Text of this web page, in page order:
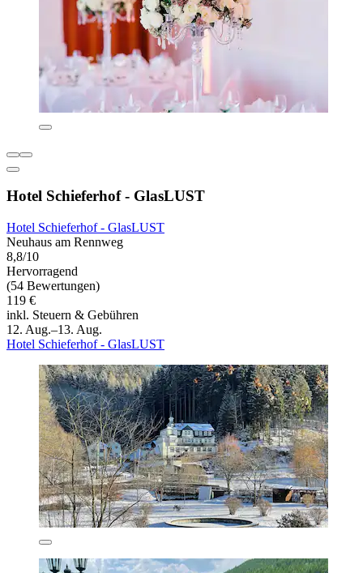
Hotel Schieferhof - GlasLUST
Hotel Schieferhof - GlasLUST
Neuhaus am Rennweg
8,8/10
Hervorragend
(54 Bewertungen)
119 €
inkl. Steuern & Gebühren
12. Aug.–13. Aug.
Hotel Schieferhof - GlasLUST